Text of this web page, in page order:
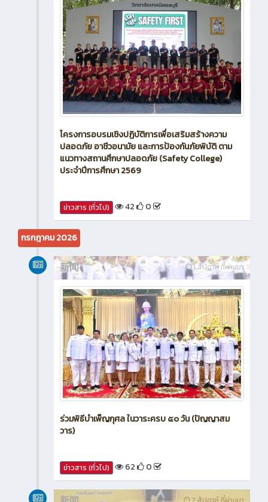
โครงการอบรมเชิงปฏิบัติการเพื่อเสริมสร้างความ
ปลอดภัย อาชีวอนามัย และการป้องกันภัยพิบัติ ตาม
แนวทางสถานศึกษาปลอดภัย (Safety College)
42 0
กรกฎาคม 2026
新闻
ร่วมพิธีบำเพ็ญกุศล ในวาระครบ ๕๐ วัน (ปัญญาสม
ข่าวสาร (ทั่วไป) 62 0